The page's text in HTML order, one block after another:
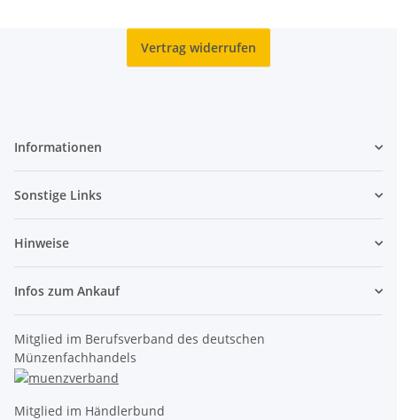
Vertrag widerrufen
Informationen
Sonstige Links
Hinweise
Infos zum Ankauf
Mitglied im Berufsverband des deutschen
Münzenfachhandels
Mitglied im Händlerbund